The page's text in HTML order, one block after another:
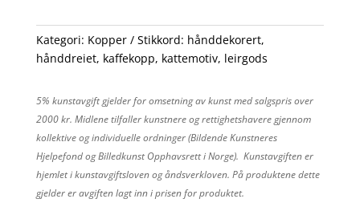
Kategori: Kopper Stikkord: hånddekorert,
hånddreiet, kaffekopp, kattemotiv, leirgods
5% kunstavgift gjelder for omsetning av kunst med salgspris over
2000 kr. Midlene tilfaller kunstnere og rettighetshavere gjennom
kollektive og individuelle ordninger (Bildende Kunstneres
Hjelpefond og Billedkunst Opphavsrett i Norge). Kunstavgiften er
hjemlet i kunstavgiftsloven og åndsverkloven. På produktene dette
gjelder er avgiften lagt inn i prisen for produktet.